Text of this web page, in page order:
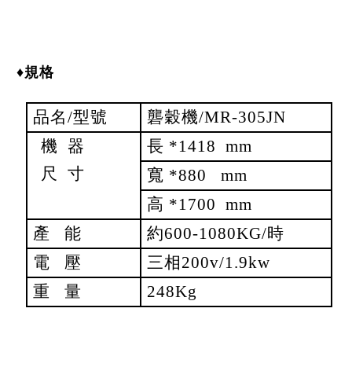
♦規格
品名/型號
礱穀機/MR-305JN
機 器
尺 寸
長 *1418 mm
寬 *880 mm
高 *1700 mm
產 能
約600-1080KG/時
電 壓
三相200v/1.9kw
重 量
248Kg